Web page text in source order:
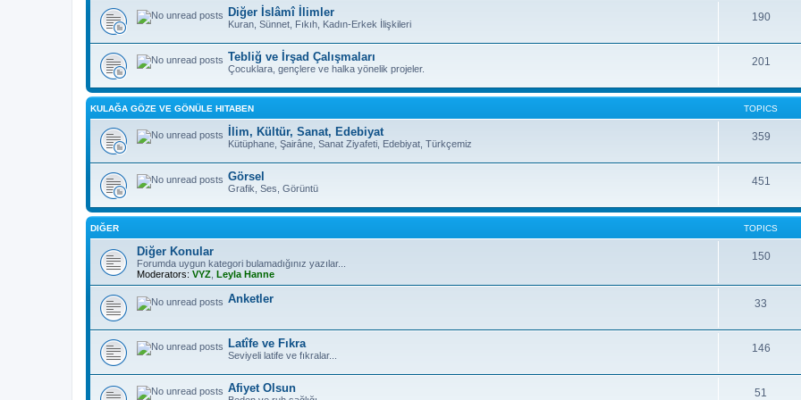
Diğer İslâmî İlimler
Kuran, Sünnet, Fıkıh, Kadın-Erkek İlişkileri
190
Tebliğ ve İrşad Çalışmaları
Çocuklara, gençlere ve halka yönelik projeler.
201
KULAĞA GÖZE VE GÖNÜLE HITABEN TOPICS
İlim, Kültür, Sanat, Edebiyat
Kütüphane, Şairâne, Sanat Ziyafeti, Edebiyat, Türkçemiz
359
Görsel
Grafik, Ses, Görüntü
451
DIĞER TOPICS
Diğer Konular
Forumda uygun kategori bulamadığınız yazılar...
Moderators: VYZ Leyla Hanne
150
Anketler 33
Latîfe ve Fıkra
Seviyeli latife ve fıkralar...
146
Afiyet Olsun 51